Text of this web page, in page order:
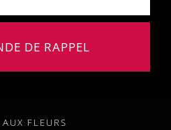
DE RAPPEL
FLEURS